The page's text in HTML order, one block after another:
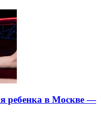
ребенка в Москве —